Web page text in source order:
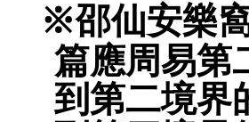
※邵仙安樂
篇應周易第
到第二境界